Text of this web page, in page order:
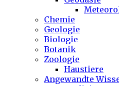
Chemie
Geologie
Biologie
Botanik
Zoologie
Haustiere
Angewandte